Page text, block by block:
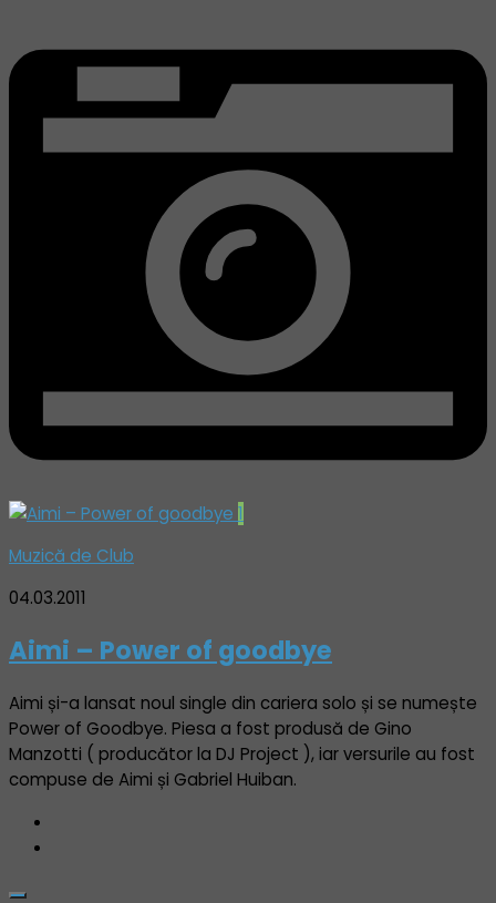
1
Muzică de Club
04.03.2011
Aimi – Power of goodbye
Aimi și-a lansat noul single din cariera solo și se numește
Power of Goodbye. Piesa a fost produsă de Gino
Manzotti ( producător la DJ Project ), iar versurile au fost
compuse de Aimi și Gabriel Huiban.